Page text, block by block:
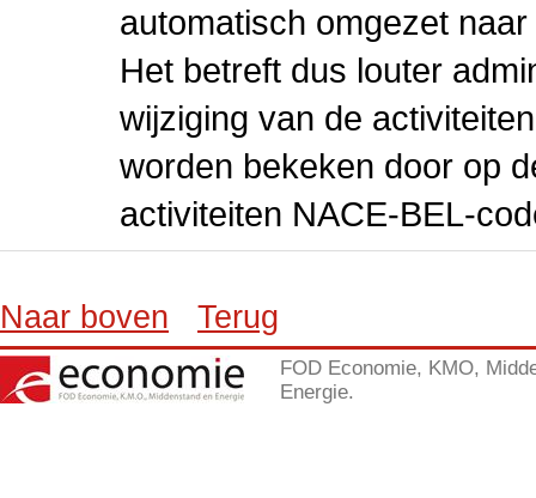
automatisch omgezet
Het betreft dus louter
wijziging van de
worden bekeken door op
activiteiten NACE-BEL-
Naar boven Terug
FOD Economie, KMO,
Energie.